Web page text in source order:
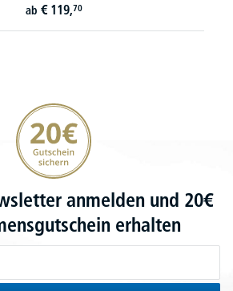
ab € 119,70
20€ Gutschein sichern
anmelden und 20€
erhalten